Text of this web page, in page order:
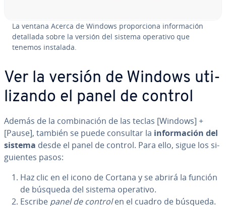
La ventana Acerca de Windows pro­po­r­cio­na in­fo­r­ma­ción
detallada sobre la versión del sistema operativo que
tenemos instalada.
Ver la versión de Windows uti­
li­za­n­do el panel de control
Además de la co­m­bi­na­ción de las teclas [Windows] +
[Pause], también se puede consultar la in­fo­r­ma­ción del
sistema desde el panel de control. Para ello, sigue los si­
guie­n­tes pasos:
Haz clic en el icono de Cortana y se abrirá la función
de búsqueda del sistema operativo.
Escribe panel de controlen el cuadro de búsqueda.